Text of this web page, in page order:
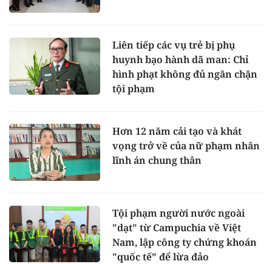
Liên tiếp các vụ trẻ bị phụ
huynh bạo hành dã man: Chỉ
hình phạt không đủ ngăn chặn
tội phạm
Hơn 12 năm cải tạo và khát
vọng trở về của nữ phạm nhân
lĩnh án chung thân
Tội phạm người nước ngoài
"dạt" từ Campuchia về Việt
Nam, lập công ty chứng khoán
"quốc tế” để lừa đảo